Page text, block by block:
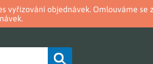
vyřizování objednávek. Omlouváme se